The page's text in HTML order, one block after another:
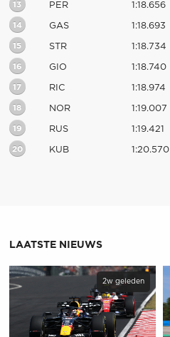
13 PER 1:18.656
14 GAS 1:18.693
15 STR 1:18.734
16 GIO 1:18.740
17 RIC 1:18.974
18 NOR 1:19.007
19 RUS 1:19.421
20 KUB 1:20.570
LAATSTE NIEUWS
2w geleden